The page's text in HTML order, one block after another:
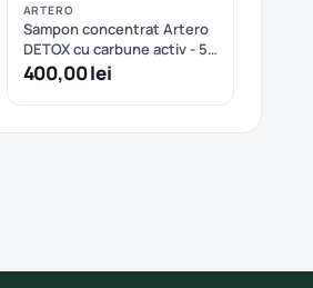
ARTERO
Sampon concentrat Artero
DETOX cu carbune activ - 5
L
400,00 lei